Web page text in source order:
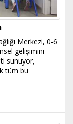
Merkezi, 0-6
gelişimini
sunuyor,
tüm bu